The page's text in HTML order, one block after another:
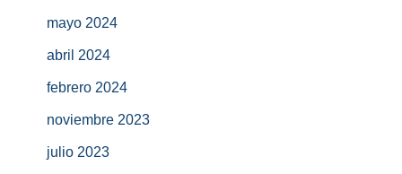
mayo 2024
abril 2024
febrero 2024
noviembre 2023
julio 2023